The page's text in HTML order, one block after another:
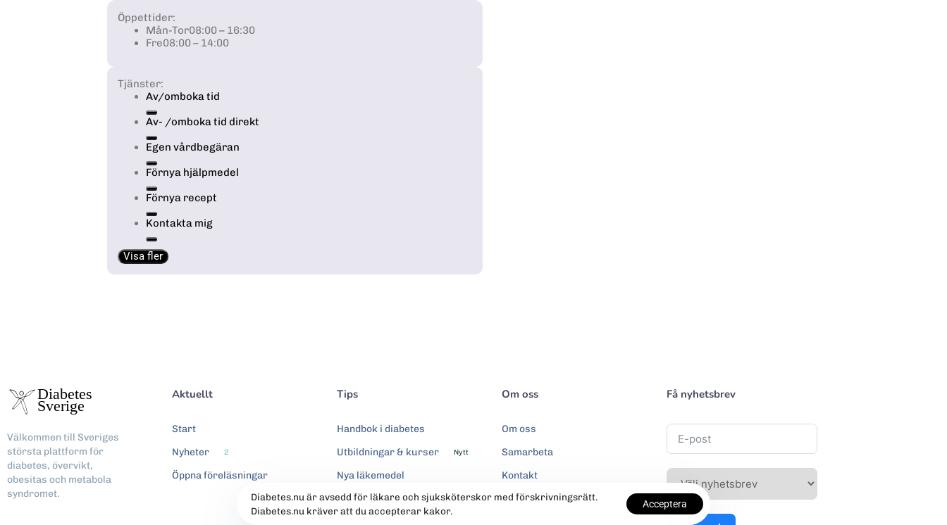
Öppettider:
Mån-Tor08:00 – 16:30
Fre08:00 – 14:00
Tjänster:
Av/omboka tid
Av- /omboka tid direkt
Egen vårdbegäran
Förnya hjälpmedel
Förnya recept
Kontakta mig
Visa fler
Välkommen till Sveriges
största plattform för
diabetes, övervikt,
obesitas och metabola
syndromet.
Aktuellt
Start
Nyheter
2
Öppna föreläsningar
Tips
Handbok i diabetes
Utbildningar & kurser
Nytt
Nya läkemedel
Om oss
Om oss
Samarbeta
Kontakt
Integritetspolicy
Få nyhetsbrev
Diabetes.nu är avsedd för läkare och sjuksköterskor med förskrivningsrätt.
Diabetes.nu kräver att du accepterar kakor.
Acceptera